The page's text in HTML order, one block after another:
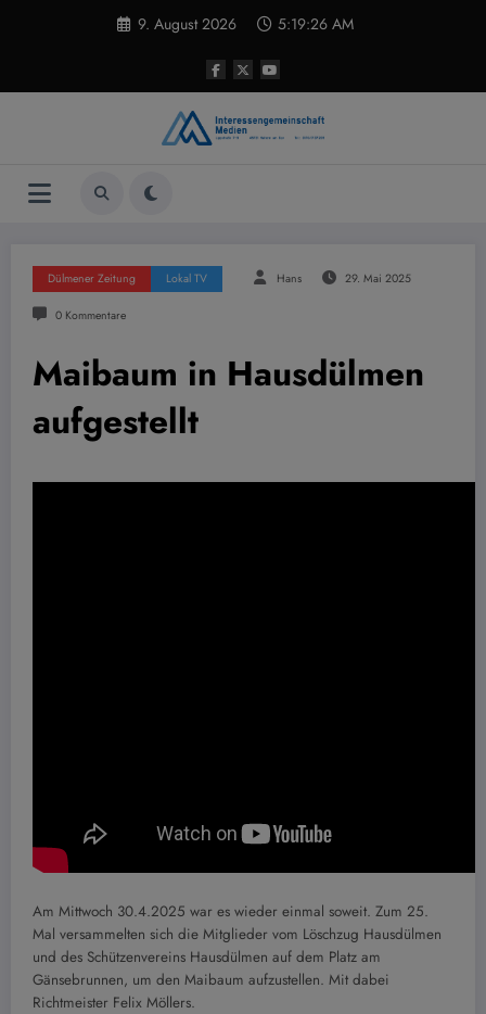
9. August 2026 5:19:27 AM
Dülmener Zeitung Lokal TV Hans 29. Mai 2025
0 Kommentare
Maibaum in Hausdülmen
aufgestellt
Am Mittwoch 30.4.2025 war es wieder einmal soweit. Zum 25.
Mal versammelten sich die Mitglieder vom Löschzug Hausdülmen
und des Schützenvereins Hausdülmen auf dem Platz am
Gänsebrunnen, um den Maibaum aufzustellen. Mit dabei
Richtmeister Felix Möllers.